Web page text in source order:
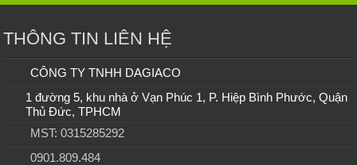
THÔNG TIN LIÊN HỆ
CÔNG TY TNHH DAGIACO
1 đường 5, khu nhà ở Vạn Phúc 1, P. Hiệp Bình Phước, Quận
Thủ Đức, TPHCM
MST: 0315285292
0901.809.484